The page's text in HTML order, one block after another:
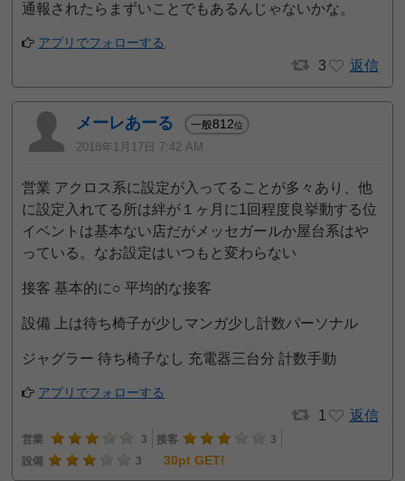
通報されたらまずいことでもあるんじゃないかな。
アプリでフォローする
3 返信
メーレあーる 一般812位
2018年1月17日 7:42 AM
営業 アクロス系に設定が入ってることが多々あり、他
に設定入れてる所は絆が１ヶ月に1回程度良挙動する位
イベントは基本ない店だがメッセガールか屋台系はや
っている。なお設定はいつもと変わらない
接客 基本的に○ 平均的な接客
設備 上は待ち椅子が少しマンガ少し計数パーソナル
ジャグラー 待ち椅子なし 充電器三台分 計数手動
アプリでフォローする
1 返信
営業 3 接客
3
設備
3 30pt GET!